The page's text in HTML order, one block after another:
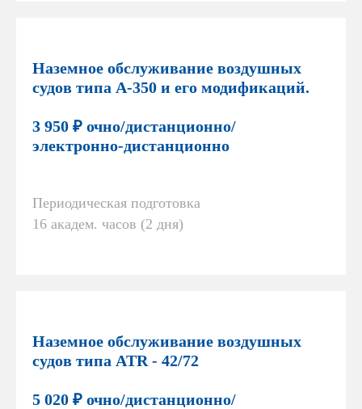
Наземное обслуживание воздушных
судов типа А-350 и его модификаций.
3 950 ₽ очно/дистанционно/
электронно-дистанционно
Периодическая подготовка
16 академ. часов (2 дня)
Наземное обслуживание воздушных
судов типа ATR - 42/72
5 020 ₽ очно/дистанционно/